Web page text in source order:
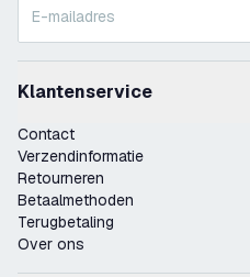
Klantenservice
Contact
Verzendinformatie
Retourneren
Betaalmethoden
Terugbetaling
Over ons